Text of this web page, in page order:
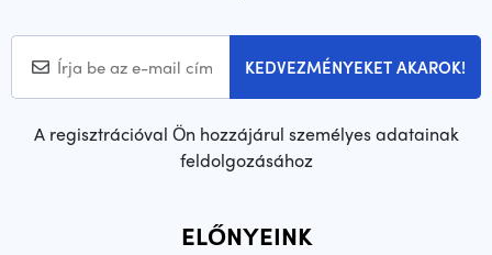
KEDVEZMÉNYEKET AKAROK!
A regisztrációval Ön hozzájárul személyes adatainak
feldolgozásához
ELŐNYEINK